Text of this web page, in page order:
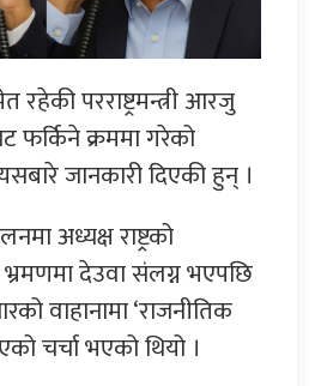
रहेकी परराष्ट्रमन्त्री आरजु
फर्किने क्रममा गरेको
जानकारी दिएकी हुन् ।
अध्यक्ष राष्ट्रको
देउवा संलग्न भएपछि
वाहानामा ‘राजनीतिक
चर्चा भएको थियो ।